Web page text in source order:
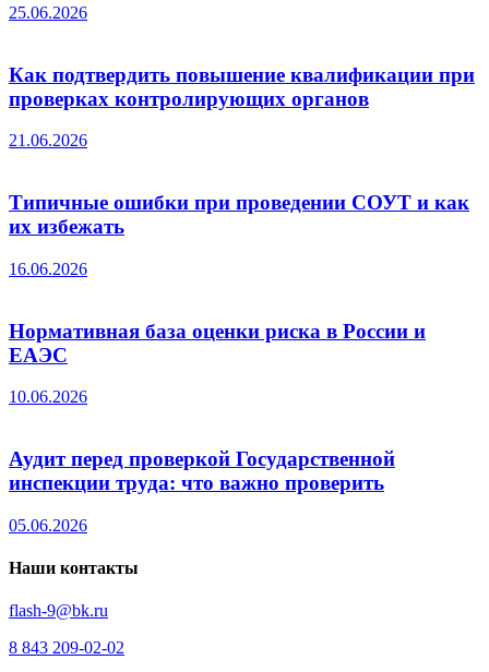
25.06.2026
Как подтвердить повышение квалификации при
проверках контролирующих органов
21.06.2026
Типичные ошибки при проведении СОУТ и как
их избежать
16.06.2026
Нормативная база оценки риска в России и
ЕАЭС
10.06.2026
Аудит перед проверкой Государственной
инспекции труда: что важно проверить
05.06.2026
Наши контакты
flash-9@bk.ru
8 843 209-02-02